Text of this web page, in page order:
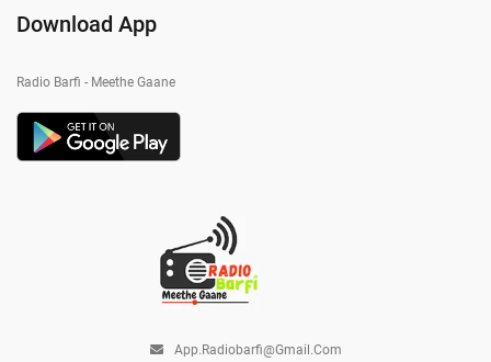
Download App
Radio Barfi - Meethe Gaane
App.radiobarfi@gmail.com